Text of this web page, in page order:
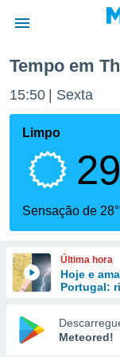
da
foi
fornecidas
a este
das
e
forma
digital
Tempo em
15:50 Sexta
Limpo
Sensação de 28°
Última hora
Hoje e
Portugal:
Meteored!